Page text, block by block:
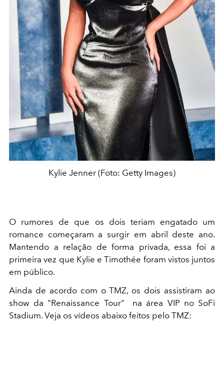
Kylie Jenner (Foto: Getty Images)
O rumores de que os dois teriam engatado um
romance começaram a surgir em abril deste ano.
Mantendo a relação de forma privada, essa foi a
primeira vez que Kylie e Timothée foram vistos juntos
em público.
Ainda de acordo com o TMZ, os dois assistiram ao
show da "Renaissance Tour" na área VIP no SoFi
Stadium. Veja os vídeos abaixo feitos pelo TMZ: